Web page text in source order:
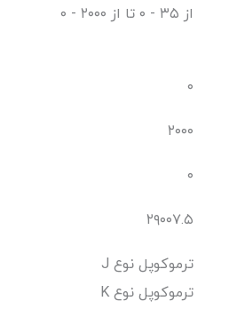
از ۳۵ - ۰ تا از ۲۰۰۰ - ۰
۰
۲۰۰۰
۰
۲۹۰۰۷.۵
J ترموکوپل نوع
K ترموکوپل نوع